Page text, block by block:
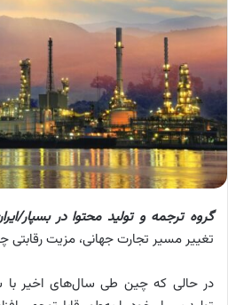
گروه ترجمه و تولید محتوا در بسپار/
تغییر مسیر تجارت جهانی، مزیت
در حالی که چین طی سال‌های اخیر با